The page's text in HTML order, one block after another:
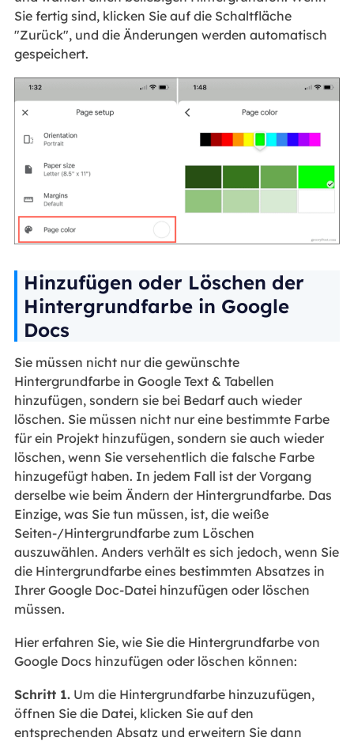
Sie fertig sind, klicken Sie auf die Schaltfläche
"Zurück", und die Änderungen werden automatisch
gespeichert.
Hinzufügen oder Löschen der
Hintergrundfarbe in Google
Docs
Sie müssen nicht nur die gewünschte
Hintergrundfarbe in Google Text & Tabellen
hinzufügen, sondern sie bei Bedarf auch wieder
löschen. Sie müssen nicht nur eine bestimmte Farbe
für ein Projekt hinzufügen, sondern sie auch wieder
löschen, wenn Sie versehentlich die falsche Farbe
hinzugefügt haben. In jedem Fall ist der Vorgang
derselbe wie beim Ändern der Hintergrundfarbe. Das
Einzige, was Sie tun müssen, ist, die weiße
Seiten-/Hintergrundfarbe zum Löschen
auszuwählen. Anders verhält es sich jedoch, wenn Sie
die Hintergrundfarbe eines bestimmten Absatzes in
Ihrer Google Doc-Datei hinzufügen oder löschen
müssen.
Hier erfahren Sie, wie Sie die Hintergrundfarbe von
Google Docs hinzufügen oder löschen können:
Schritt 1.Um die Hintergrundfarbe hinzuzufügen,
öffnen Sie die Datei, klicken Sie auf den
entsprechenden Absatz und erweitern Sie dann